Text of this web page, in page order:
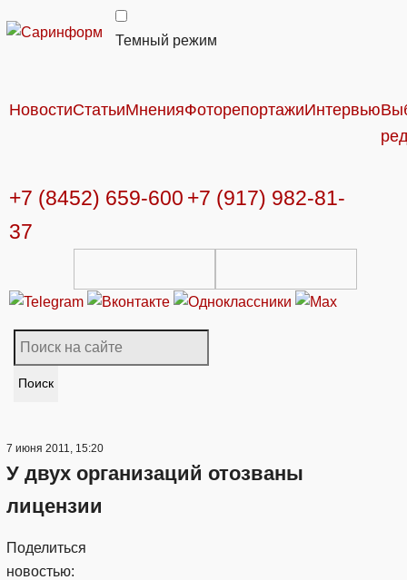
Темный режим
НовостиСтатьиМненияФоторепортажиИнтервью
+7 (8452) 659-600 +7 (917) 982-81-
37
Поиск
7 июня 2011, 15:20
У двух организаций отозваны
лицензии
Поделиться
новостью: